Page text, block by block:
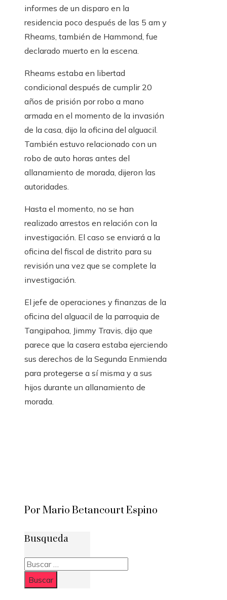
informes de un disparo en la
residencia poco después de las 5 am y
Rheams, también de Hammond, fue
declarado muerto en la escena.
Rheams estaba en libertad
condicional después de cumplir 20
años de prisión por robo a mano
armada en el momento de la invasión
de la casa, dijo la oficina del alguacil.
También estuvo relacionado con un
robo de auto horas antes del
allanamiento de morada, dijeron las
autoridades.
Hasta el momento, no se han
realizado arrestos en relación con la
investigación. El caso se enviará a la
oficina del fiscal de distrito para su
revisión una vez que se complete la
investigación.
El jefe de operaciones y finanzas de la
oficina del alguacil de la parroquia de
Tangipahoa, Jimmy Travis, dijo que
parece que la casera estaba ejerciendo
sus derechos de la Segunda Enmienda
para protegerse a sí misma y a sus
hijos durante un allanamiento de
morada.
Por Mario Betancourt Espino
Busqueda
Buscar: